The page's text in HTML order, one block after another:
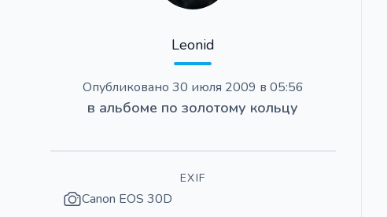
Leonid
Опубликовано 30 июля 2009 в 05:56
в альбоме по золотому кольцу
EXIF
Canon EOS 30D